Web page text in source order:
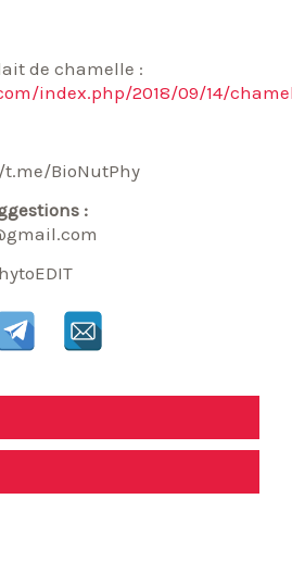
de chamelle :
index.php/2018/09/14/
BioNutPhy
: